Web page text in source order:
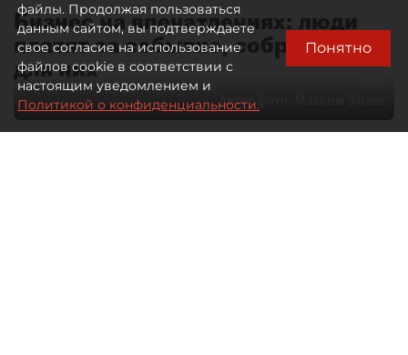
Бизнес на впечатлениях: люди
платят за событие, собранное
для них
Автор фото:
файлы. Продолжая пользоваться
данным сайтом, вы подтверждаете
свое согласие на использование
файлов cookie в соответствии с
настоящим уведомлением и
Политикой о конфиденциальности.
Понятно